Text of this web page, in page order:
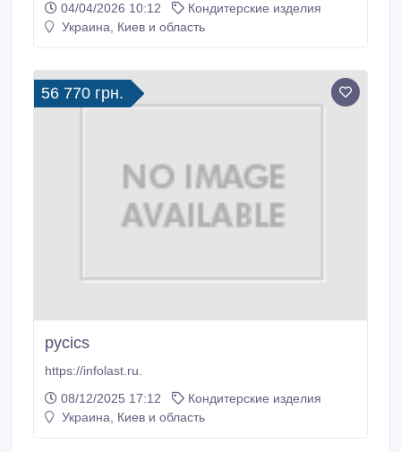
5 кг/ящ). Гарантована якість та своєчасна доставка.
Для замовлення: ФОП Новіков – 067 578 99 69..
04/04/2026 10:12
Кондитерские изделия
Украина, Киев и область
56 770 грн.
pycics
https://infolast.ru.
08/12/2025 17:12
Кондитерские изделия
Украина, Киев и область